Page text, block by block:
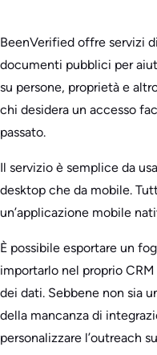
BeenVerified offre servizi
documenti pubblici per
su persone, proprietà e
chi desidera un accesso
passato.
Il servizio è semplice da
desktop che da mobile.
un’applicazione mobile
È possibile esportare un
importarlo nel proprio
dei dati. Sebbene non sia
della mancanza di
personalizzare l’outreach